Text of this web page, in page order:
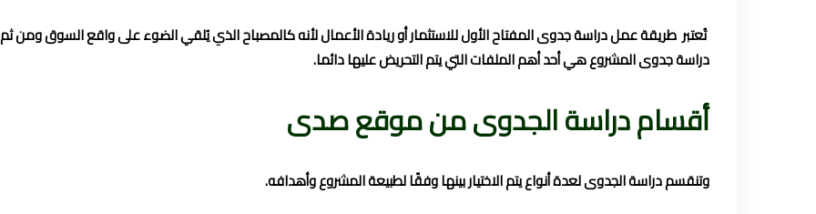
تُعتبر طريقة عمل دراسة جدوى المفتاح الأول للاستثمار أو ريادة الأعمال لأنه كالمصباح الذي يُلقي الضوء على واقع السوق ومن
دراسة جدوى المشروع هي أحد أهم الملفات التي يتم التحريض عليها دائما.
أقسام دراسة الجدوى من موقع صدى
وتنقسم دراسة الجدوى لعدة أنواع يتم الاختيار بينها وفقًا لطبيعة المشروع وأهدافه.